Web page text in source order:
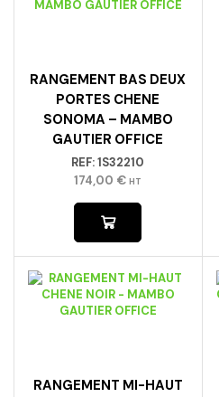
RANGEMENT BAS DEUX
PORTES CHENE
SONOMA – MAMBO
GAUTIER OFFICE
REF:1S32210
174,00 € HT
RANGEMENT MI-HAUT